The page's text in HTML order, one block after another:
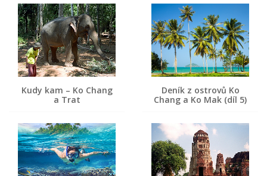
Kudy kam – Ko Chang
a Trat
Deník z ostrovů Ko
Chang a Ko Mak (díl 5)